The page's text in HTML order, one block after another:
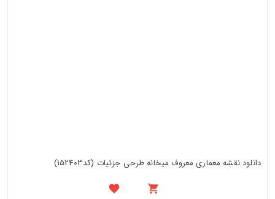
دانلود نقشه معماری معروف میخانه طرحی جزئیات (کد152403)